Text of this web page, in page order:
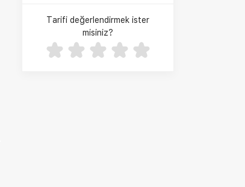
Tarifi değerlendirmek ister
misiniz?